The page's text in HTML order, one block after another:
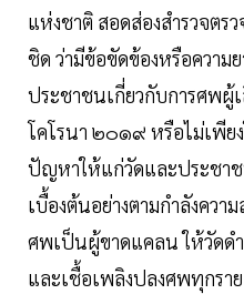
แห่งชาติ สอดส่องสำรวจตร
ชิด ว่ามีข้อขัดข้องหรือความ
ประชาชนเกี่ยวกับการศพผู้
โคโรนา ๒๐๑๙ หรือไม่เพีย
ปัญหาให้แก่วัดและประชา
เบื้องต้นอย่างตามกำลังควา
ศพเป็นผู้ขาดแคลน ให้วัดด
และเชื้อเพลิงปลงศพทุกรา